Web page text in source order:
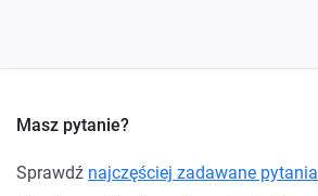
Masz pytanie?
Sprawdź najczęściej zadawane pytania